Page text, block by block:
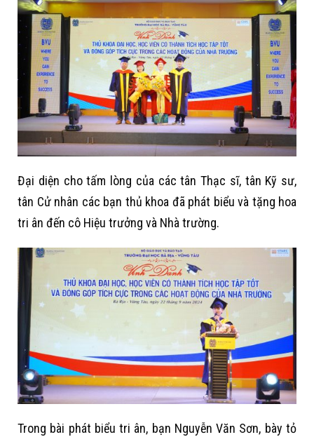
Đại diện cho tấm lòng của các tân Thạc sĩ, tân Kỹ sư,
tân Cử nhân các bạn thủ khoa đã phát biểu và tặng hoa
tri ân đến cô Hiệu trưởng và Nhà trường.
Trong bài phát biểu tri ân, bạn Nguyễn Văn Sơn, bày tỏ